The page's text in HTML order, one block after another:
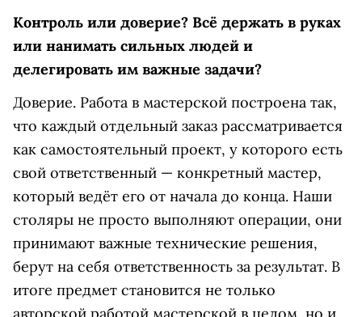
Контроль или доверие? Всё держать в руках
или нанимать сильных людей и
делегировать им важные задачи?
Доверие. Работа в мастерской построена так,
что каждый отдельный заказ рассматривается
как самостоятельный проект, у которого есть
свой ответственный — конкретный мастер,
который ведёт его от начала до конца. Наши
столяры не просто выполняют операции, они
принимают важные технические решения,
берут на себя ответственность за результат. В
итоге предмет становится не только